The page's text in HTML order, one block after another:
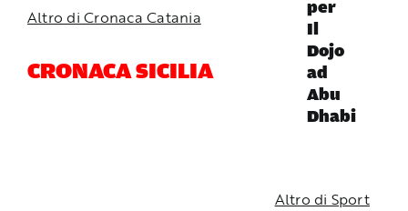
Altro di Cronaca Catania
CRONACA SICILIA
per
Il
Dojo
ad
Abu
Dhabi
Altro di Sport